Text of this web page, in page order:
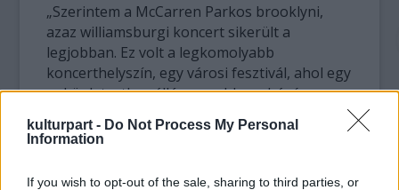
kulturpart - Do Not Process My Personal
Information
If you wish to opt-out of the sale, sharing to third parties, or
„Szerintem a McCarren Parkos brooklyni,
azaz williamsburgi koncert sikerült a
legjobban. Ez volt a legkomolyabb
koncerthelyszín, egy városi fesztivál, ahol egy
nekünk testhez álló nagyobb szabású
„Nekem a harlemi klub volt a kedvencem,
és afrikai közönséget” – mesélte Elo.